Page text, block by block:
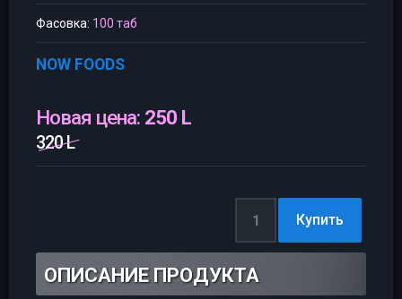
Фасовка: 100 таб
NOW FOODS
Новая цена: 250 L
320 L
ОПИСАНИЕ ПРОДУКТА